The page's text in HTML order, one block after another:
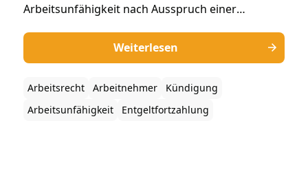
Arbeitsunfähigkeit nach Ausspruch einer
Arbeitsunfähigkeitsbescheinigung kann
erschüttert sein, wenn sich der Arbeitnehmer
nach Zugang der Kündigung krankmeldet und
nach den Gesamtumständen Indizien bestehen,
Weiterlesen
Arbeitsrecht Arbeitnehmer
Kündigung
Arbeitsunfähigkeit
Entgeltfortzahlung